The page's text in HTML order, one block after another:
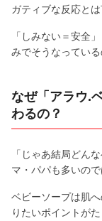
ガティブな反応と
「しみない＝安全
みでそうなっている
なぜ「アラウ.
わるの？
「じゃあ結局どん
マ・パパも多いの
ベビーソープは肌
りたいポイントが